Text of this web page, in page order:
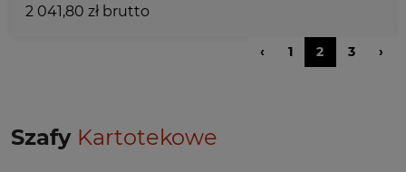
Szafy Kartotekowe
2 041,80 zł brutto
‹ 1 2 3 ›